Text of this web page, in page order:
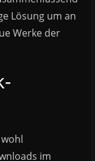
Lösung um an
Werke der
im